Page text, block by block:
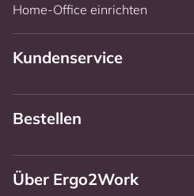
Home-Office einrichten
Kundenservice
Bestellen
Über Ergo2Work